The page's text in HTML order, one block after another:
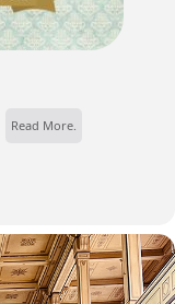
Read More.